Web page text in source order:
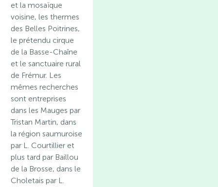
et la mosaïque
voisine, les thermes
des Belles Poitrines,
le prétendu cirque
de la Basse-Chaîne
et le sanctuaire rural
de Frémur. Les
mêmes recherches
sont entreprises
dans les Mauges par
Tristan Martin, dans
la région saumuroise
par L. Courtillier et
plus tard par Baillou
de la Brosse, dans le
Choletais par L.